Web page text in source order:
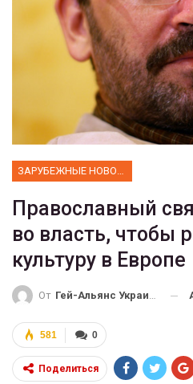
Православный
во власть, чтобы
культуру в Европе
От Гей-Альянс Украина
0
581
Поделиться